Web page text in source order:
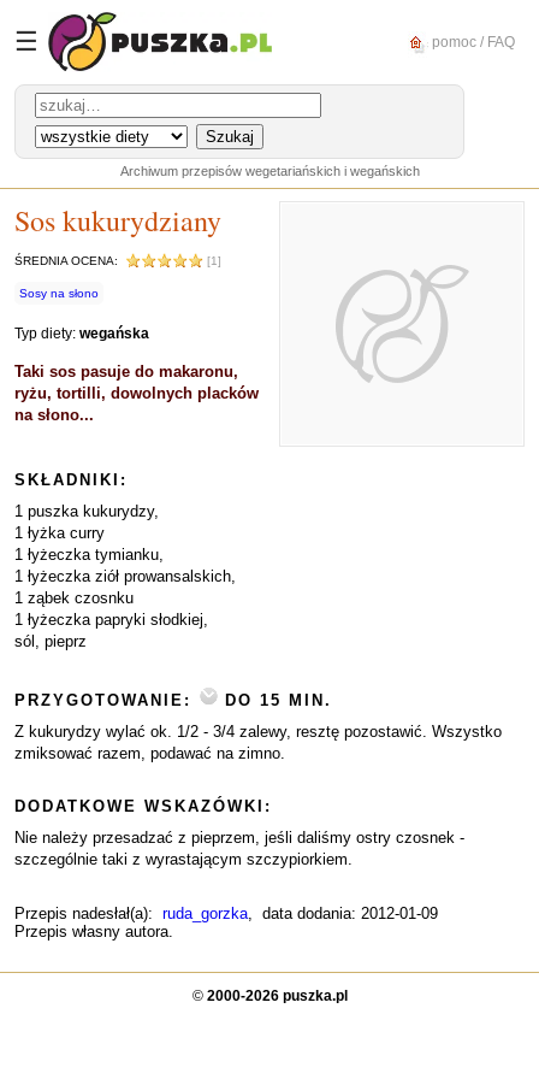
☰ pomoc / FAQ
Archiwum przepisów wegetariańskich i wegańskich
Sos kukurydziany
ŚREDNIA OCENA: [1]
Sosy na słono
Typ diety: wegańska
Taki sos pasuje do makaronu,
ryżu, tortilli, dowolnych placków
na słono...
SKŁADNIKI:
1 puszka kukurydzy,
1 łyżka curry
1 łyżeczka tymianku,
1 łyżeczka ziół prowansalskich,
1 ząbek czosnku
1 łyżeczka papryki słodkiej,
sól, pieprz
PRZYGOTOWANIE:
DO 15 MIN.
Z kukurydzy wylać ok. 1/2 - 3/4 zalewy, resztę pozostawić. Wszystko
zmiksować razem, podawać na zimno.
DODATKOWE WSKAZÓWKI:
Nie należy przesadzać z pieprzem, jeśli daliśmy ostry czosnek -
szczególnie taki z wyrastającym szczypiorkiem.
Przepis nadesłał(a): ruda_gorzka, data dodania: 2012-01-09
Przepis własny autora.
© 2000-2026 puszka.pl